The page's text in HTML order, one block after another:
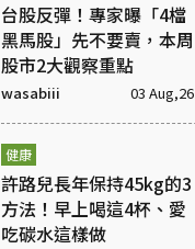
台股反彈！專家曝「4檔
黑馬股」先不要賣，本周
股市2大觀察重點
wasabiii 03 Aug,26
健康
許路兒長年保持45kg的3
方法！早上喝這4杯、愛
吃碳水這樣做